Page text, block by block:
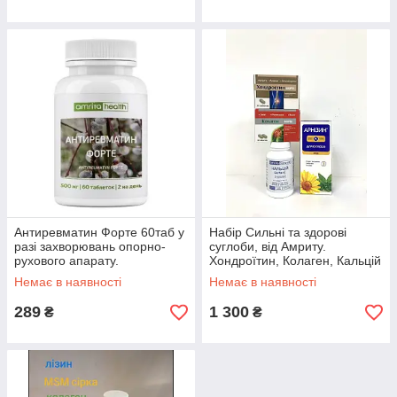
Антиревматин Форте 60таб у
разі захворювань опорно-
рухового апарату.
Немає в наявності
289 ₴
Набір Сильні та здорові
суглоби, від Амриту.
Хондроїтин, Колаген, Кальцій
баланс і Арнізин
Немає в наявності
1 300 ₴